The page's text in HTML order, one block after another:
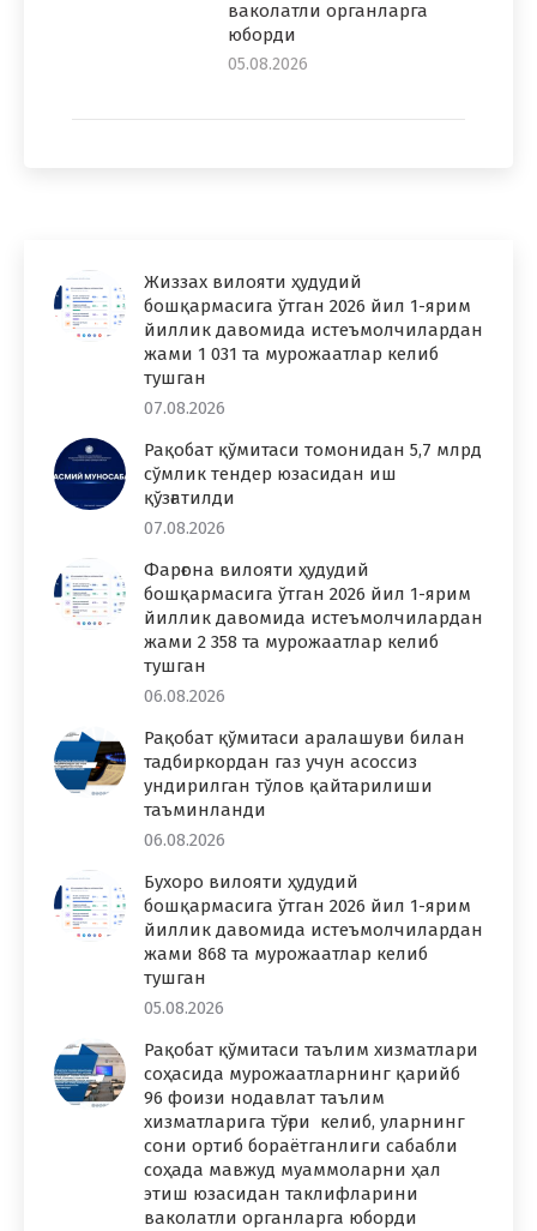
ваколатли органларга
юборди
05.08.2026
Жиззах вилояти ҳудудий
бошқармасига ўтган 2026 йил 1-ярим
йиллик давомида истеъмолчилардан
жами 1 031 та мурожаатлар келиб
тушган
07.08.2026
Рақобат қўмитаси томонидан 5,7 млрд
сўмлик тендер юзасидан иш
қўзғатилди
07.08.2026
Фарғона вилояти ҳудудий
бошқармасига ўтган 2026 йил 1-ярим
йиллик давомида истеъмолчилардан
жами 2 358 та мурожаатлар келиб
тушган
06.08.2026
Рақобат қўмитаси аралашуви билан
тадбиркордан газ учун асоссиз
ундирилган тўлов қайтарилиши
таъминланди
06.08.2026
Бухоро вилояти ҳудудий
бошқармасига ўтган 2026 йил 1-ярим
йиллик давомида истеъмолчилардан
жами 868 та мурожаатлар келиб
тушган
05.08.2026
Рақобат қўмитаси таълим хизматлари
соҳасида мурожаатларнинг қарийб
96 фоизи нодавлат таълим
хизматларига тўғри келиб, уларнинг
сони ортиб бораётганлиги сабабли
соҳада мавжуд муаммоларни ҳал
этиш юзасидан таклифларини
ваколатли органларга юборди